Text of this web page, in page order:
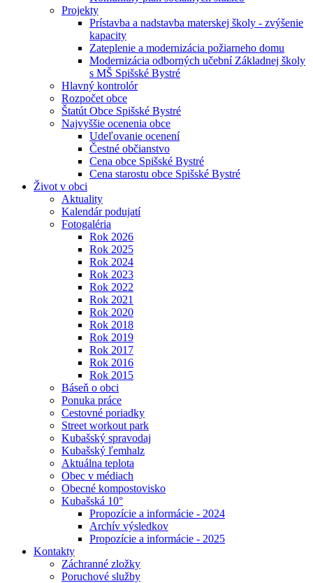
Projekty
Prístavba a nadstavba materskej školy - zvýšenie
kapacity
Zateplenie a modernizácia požiarneho domu
Modernizácia odborných učební Základnej školy
s MŠ Spišské Bystré
Hlavný kontrolór
Rozpočet obce
Štatút Obce Spišské Bystré
Najvyššie ocenenia obce
Udeľovanie ocenení
Čestné občianstvo
Cena obce Spišské Bystré
Cena starostu obce Spišské Bystré
Život v obci
Aktuality
Kalendár podujatí
Fotogaléria
Rok 2026
Rok 2025
Rok 2024
Rok 2023
Rok 2022
Rok 2021
Rok 2020
Rok 2018
Rok 2019
Rok 2017
Rok 2016
Rok 2015
Báseň o obci
Ponuka práce
Cestovné poriadky
Street workout park
Kubašský spravodaj
Kubašský ľemhalz
Aktuálna teplota
Obec v médiach
Obecné kompostovisko
Kubašská 10°
Propozície a informácie - 2024
Archív výsledkov
Propozície a informácie - 2025
Kontakty
Záchranné zložky
Poruchové služby